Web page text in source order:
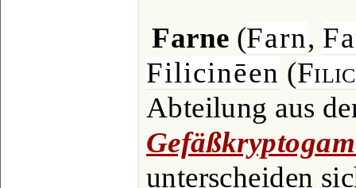
Farne (Farn,
Filicinēen (
Abteilung aus
unterscheiden